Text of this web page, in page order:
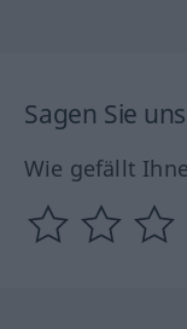
Sagen Sie
Wie gefällt